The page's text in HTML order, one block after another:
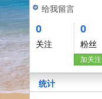
给我留言
0
关注
0
粉丝
加关注
统计